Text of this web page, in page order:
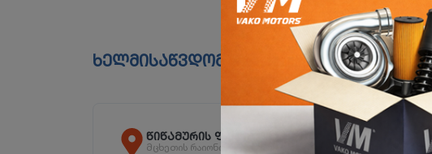
ხელმისაწვდომია ფილიალებში
წიწამურის ფილიალი
მცხეთის რაიონი, სოფ. წიწამური